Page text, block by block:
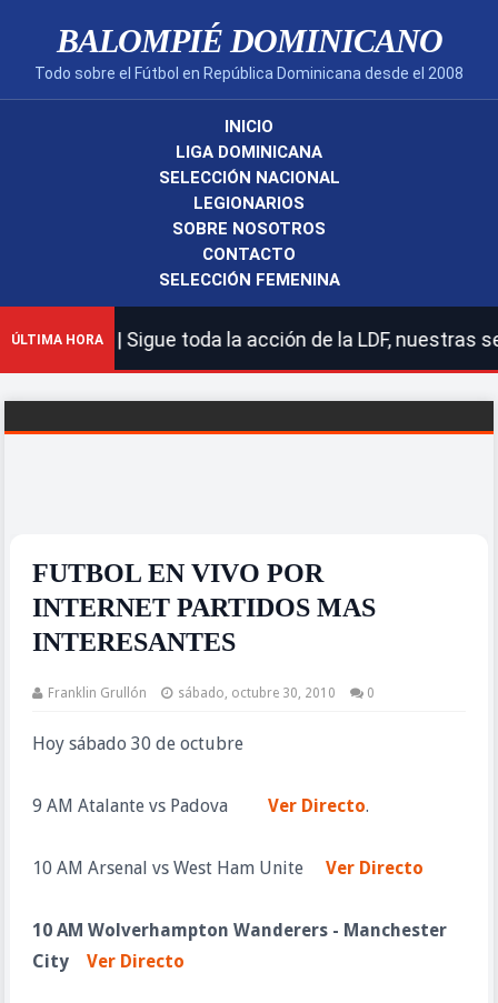
BALOMPIÉ DOMINICANO
Todo sobre el Fútbol en República Dominicana desde el 2008
INICIO
LIGA DOMINICANA
SELECCIÓN NACIONAL
LEGIONARIOS
SOBRE NOSOTROS
CONTACTO
SELECCIÓN FEMENINA
ÚLTIMA HORA| Sigue toda la acción de la LDF, nuestras
FUTBOL EN VIVO POR
INTERNET PARTIDOS MAS
INTERESANTES
Franklin Grullón sábado, octubre 30, 2010 0
Hoy sábado 30 de octubre
9 AM Atalante vs Padova Ver Directo.
10 AM Arsenal vs West Ham Unite Ver Directo
10 AM Wolverhampton Wanderers - Manchester
City Ver Directo